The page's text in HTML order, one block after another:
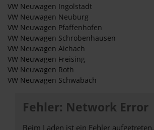
VW Neuwagen Ingolstadt
VW Neuwagen Neuburg
VW Neuwagen Pfaffenhofen
VW Neuwagen Schrobenhausen
VW Neuwagen Aichach
VW Neuwagen Freising
VW Neuwagen Roth
VW Neuwagen Schwabach
Fehler: Network Error
Beim Laden ist ein Fehler aufgetreten.